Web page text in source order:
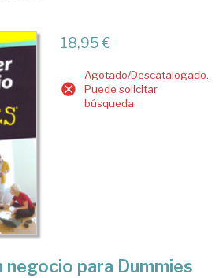
18,95 €
Agotado/Descatalogado.
Puede solicitar
búsqueda.
negocio para Dummies